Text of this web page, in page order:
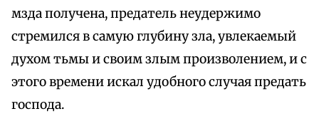
мзда получена, предатель неудержимо
стремился в самую глубину зла, увлекаемый
духом тьмы и своим злым произволением, и с
этого времени искал удобного случая предать
господа.